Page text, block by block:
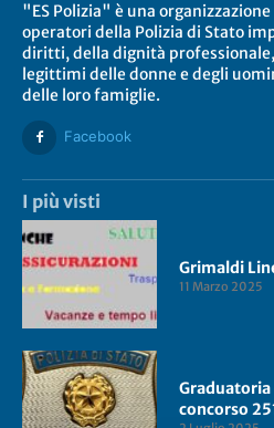
"ES Polizia" è una
operatori della Polizia di Stato
diritti, della dignità
legittimi delle donne e degli
delle loro famiglie.
Facebook
I più visti
Grimaldi
11 Marzo 2025
concorso